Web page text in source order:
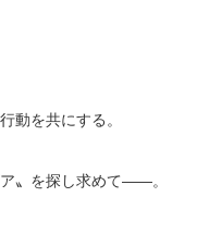
動を共にする。
〟を探し求めて――。